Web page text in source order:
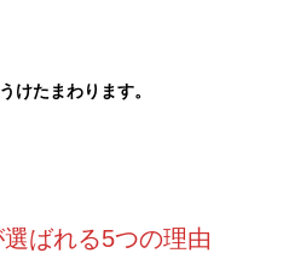
けたまわります。
ばれる5つの理由